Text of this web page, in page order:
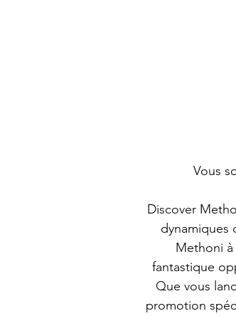
Vous
Discover
dynamiques
Methoni
fantastique
Que vous
promotion